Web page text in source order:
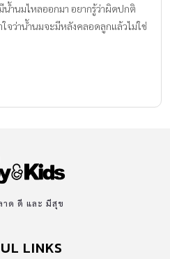
ำนมไหลออกมา อยากรู้ว่าผิดปกติ
ใจว่าน้ำนมจะมีหลังคลอดลูกแล้วไม่ใช่
าด ดี และ มีสุข
LINKS